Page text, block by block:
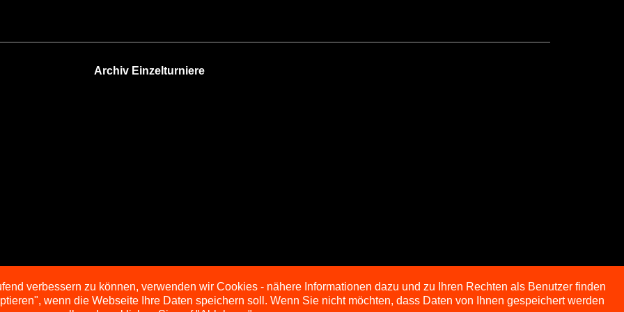
Archiv Einzelturniere
verbessern zu können, verwenden wir Cookies - nähere Informationen dazu und zu Ihren Rechten als Benutzer finden
wenn die Webseite Ihre Daten speichern soll. Wenn Sie nicht möchten, dass Daten von Ihnen gespeichert werden